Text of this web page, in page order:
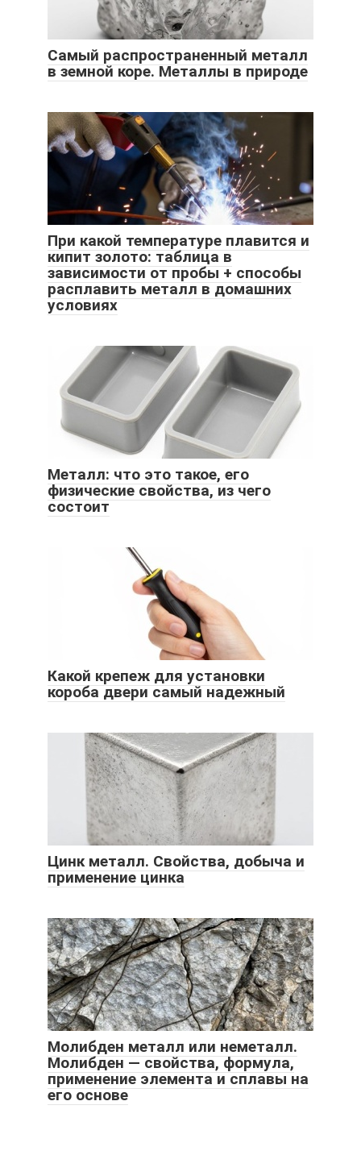
Самый распространенный металл
в земной коре. Металлы в природе
При какой температуре плавится и
кипит золото: таблица в
зависимости от пробы + способы
расплавить металл в домашних
условиях
Металл: что это такое, его
физические свойства, из чего
состоит
Какой крепеж для установки
короба двери самый надежный
Цинк металл. Свойства, добыча и
применение цинка
Молибден металл или неметалл.
Молибден — свойства, формула,
применение элемента и сплавы на
его основе